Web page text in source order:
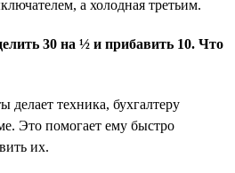
а холодная третьим.
30 на ½ и прибавить 10. Что
делает техника, бухгалтеру
Это помогает ему быстро
их.